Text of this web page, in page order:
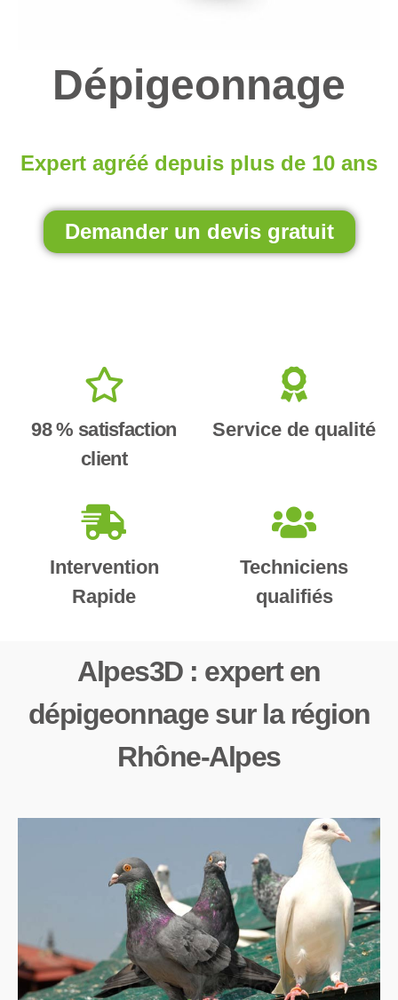
Dépigeonnage
Expert agréé depuis plus de 10 ans
Demander un devis gratuit
98 % satisfaction
client
Service de qualité
Intervention
Rapide
Techniciens
qualifiés
Alpes3D : expert en
dépigeonnage sur la région
Rhône-Alpes